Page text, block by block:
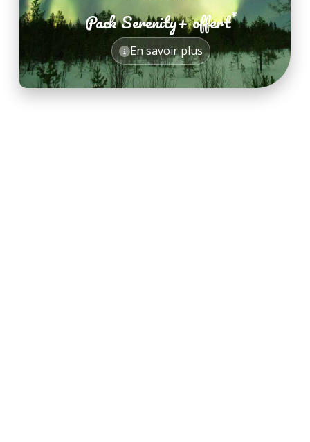
Pack Serenity+ offert*
En savoir plus